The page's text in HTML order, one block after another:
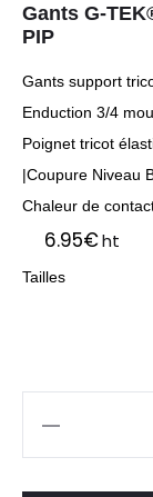
Gants G-
PIP
Gants support
Enduction 3/4
Poignet tricot
|Coupure Niveau
Chaleur de
6.95€ht
Tailles